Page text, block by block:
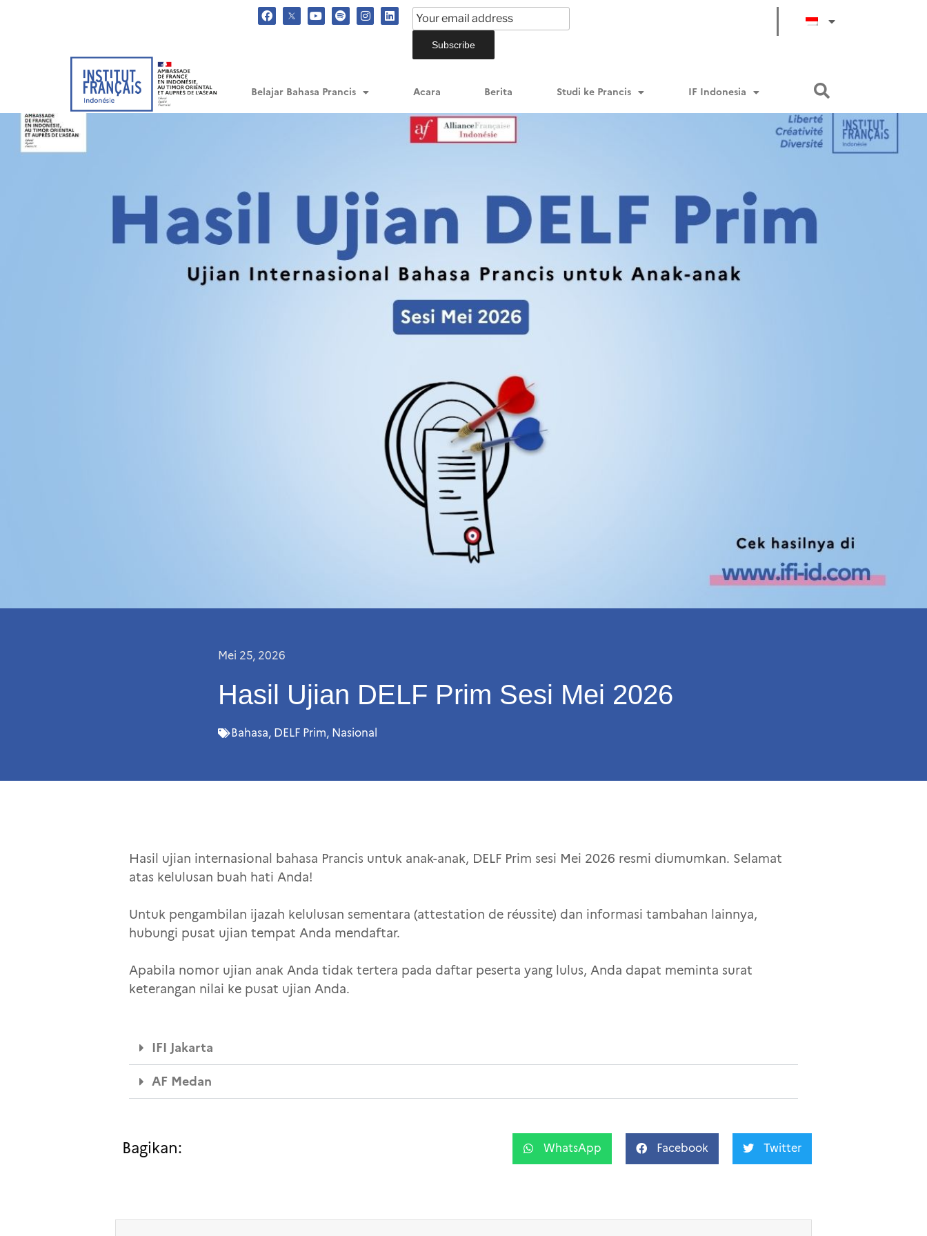
Belajar Bahasa Prancis Acara Berita Studi ke Prancis IF Indonesia
Mei 25, 2026
Hasil Ujian DELF Prim Sesi Mei 2026
Bahasa, DELF Prim, Nasional
Hasil ujian internasional bahasa Prancis untuk anak-anak, DELF Prim sesi Mei 2026 resmi diumumkan. Selamat
atas kelulusan buah hati Anda!
Untuk pengambilan ijazah kelulusan sementara (attestation de réussite) dan informasi tambahan lainnya,
hubungi pusat ujian tempat Anda mendaftar.
Apabila nomor ujian anak Anda tidak tertera pada daftar peserta yang lulus, Anda dapat meminta surat
keterangan nilai ke pusat ujian Anda.
IFI Jakarta
AF Medan
Bagikan: WhatsApp Facebook Twitter